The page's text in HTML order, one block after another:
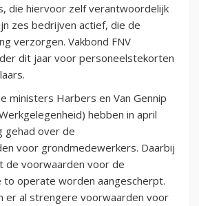
die hiervoor zelf verantwoordelijk
zes bedrijven actief, die de
verzorgen. Vakbond FNV
dit jaar voor personeelstekorten
ministers Harbers en Van Gennip
hebben in april
gehad over de
voor grondmedewerkers. Daarbij
de voorwaarden voor de
to operate worden aangescherpt.
er al strengere voorwaarden voor